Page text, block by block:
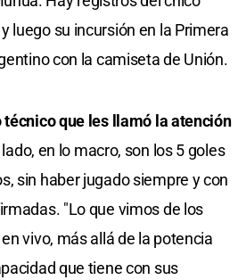
luego su incursión en la Primera
con la camiseta de Unión.
técnico que les llamó la atención
en lo macro, son los 5 goles
sin haber jugado siempre y con
"Lo que vimos de los
vivo, más allá de la potencia
que tiene con sus